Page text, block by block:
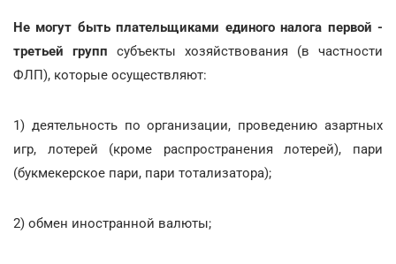
Не могут быть плательщиками единого налога первой -
третьей групп субъекты хозяйствования (в частности
ФЛП), которые осуществляют:
1) деятельность по организации, проведению азартных
игр, лотерей (кроме распространения лотерей), пари
(букмекерское пари, пари тотализатора);
2) обмен иностранной валюты;